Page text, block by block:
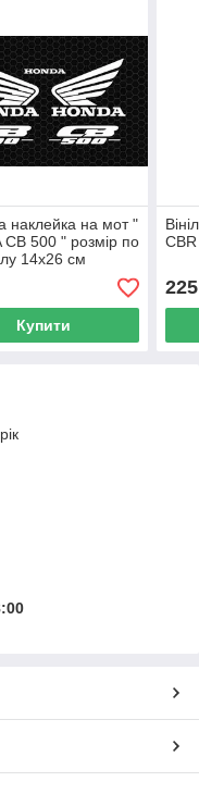
наклейка на мот "
CB 500 " розмір по
14х26 см
Купити
225